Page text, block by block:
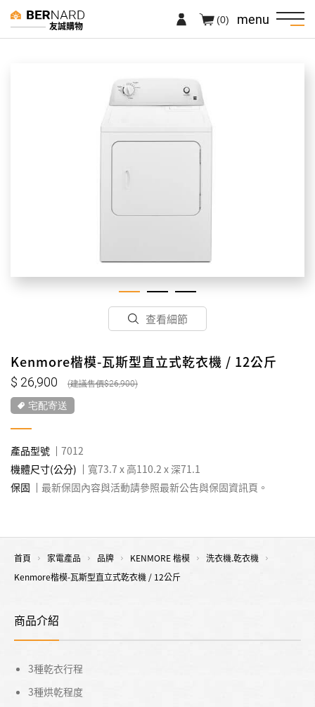
友誠購物 menu
(0)
查看細節
Kenmore楷模-瓦斯型直立式乾衣機 / 12公斤
26,900 26,900
宅配寄送
產品型號
7012
機體尺寸(公分)
寬73.7 x 高110.2 x 深71.1
保固
最新保固內容與活動請參照最新公告與保固資訊頁。
首頁 家電產品 品牌 KENMORE 楷模
洗衣機.乾衣機
Kenmore楷模-瓦斯型直立式乾衣機 / 12公斤
商品介紹
3種乾衣行程
3種烘乾程度